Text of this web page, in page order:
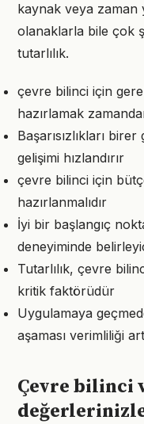
kaynak veya zaman
olanaklarla bile çok
tutarlılık.
çevre bilinci için
hazırlamak
Başarısızlıkları
gelişimi hızlandırır
çevre bilinci için
hazırlanmalıdır
İyi bir başlangıç
deneyiminde
Tutarlılık, çevre
kritik faktörüdür
Uygulamaya
aşaması verimliliği
Çevre bilinci